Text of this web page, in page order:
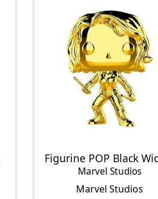
Marvel Studios
Marvel Studios